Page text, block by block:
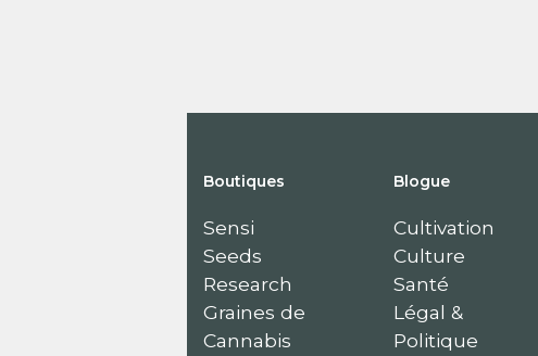
Boutiques
Sensi
Seeds
Research
Graines de
Cannabis
Blogue
Cultivation
Culture
Santé
Légal &
Politique